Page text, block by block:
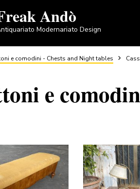
Andò
Modernariato Design
e comodini - Chests and Night tables
e